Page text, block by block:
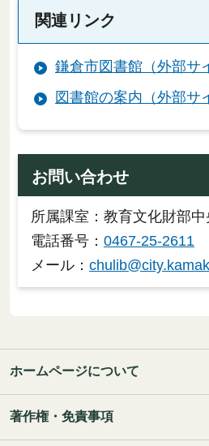
関連リンク
鎌倉市図書館（外部サ
図書館の案内（外部サ
お問い合わせ
所属課室：教育文化財部
電話番号： 0467-25-2611
メール：
ホームページについて
著作権・免責事項